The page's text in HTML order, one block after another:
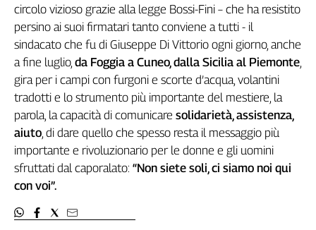
Idea
Diffusa
InFlai
Le
trasmissioni
tv
Work
in
Progress
nel
Lavoro
circolo vizioso grazie alla legge Bossi-Fini – che ha resistito
persino ai suoi firmatari tanto conviene a tutti - il
sindacato che fu di Giuseppe Di Vittorio ogni giorno, anche
a fine luglio, da Foggia a Cuneo, dalla Sicilia al Piemonte,
gira per i campi con furgoni e scorte d’acqua, volantini
tradotti e lo strumento più importante del mestiere, la
parola, la capacità di comunicare solidarietà, assistenza,
aiuto, di dare quello che spesso resta il messaggio più
importante e rivoluzionario per le donne e gli uomini
sfruttati dal caporalato: “Non siete soli, ci siamo noi qui
con voi”.